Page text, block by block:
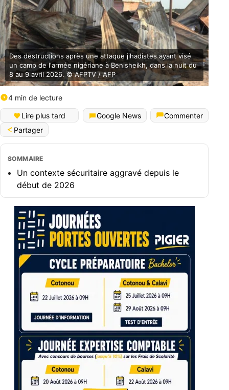
Des destructions après une attaque jihadistes ayant visé
un camp de l'armée nigériane à Benisheikh, dans la nuit du
8 au 9 avril 2026. © AFPTV / AFP
4 min de lecture
Lire plus tard Google News
Commenter
Partager
SOMMAIRE
Un contexte sécuritaire aggravé depuis le
début de 2026